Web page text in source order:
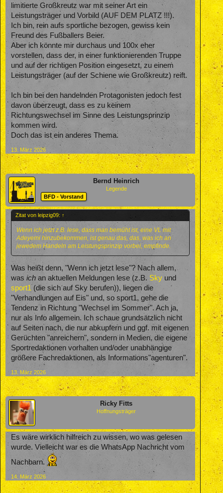
limitierte Großkreutz war mit seiner Art ein
Leistungsträger und Vorbild (AUF DEM PLATZ !!!).
Ich bin, rein aufs sportliche bezogen, gewiss kein
Freund des Fußballers Beier.
Aber ich könnte mir durchaus und 100x eher
vorstellen, dass der, in einer funktionierenden Truppe
und auf der richtigen Position eingesetzt, zu einem
Leistungsträger (auf der Schiene wie Großkreutz) reift.
Ich bin bei den handelnden Protagonisten jedoch fest
davon überzeugt, dass es zu keinem
Richtungswechsel im Sinne des Leistungsprinzip
kommen wird.
Doch das ist ein anderes Thema.
13. März 2026
Bernd Heinrich
Legende
BFD - Vorstand
Zitat von leipzig09: ↑
Wenn ich jetzt z.B. lese, dass man bemüht ist, eine VL mit
Adeyemi hinzubekommen, ist genau das, das, was ich an
jewedem Handeln am Leistungsprinzip vorbei, empfinde.
Was heißt denn, "Wenn ich jetzt lese"? Nach allem,
was ich an aktuellen Meldungen lese (z.B. Sky und
sport1 (die sich auf Sky berufen)), liegen die
"Verhandlungen auf Eis" und, so sport1, gehe die
Tendenz in Richtung "Wechsel im Sommer". Ach ja,
nur als Info allgemein. Ich schaue grundsätzlich nicht
auf Seiten nach, die nur abkupfern und ggf. mit eigenen
Gerüchten "anreichern", sondern in Medien, die eigene
Sportredaktionen vorhalten und/oder unabhängige
größere Fachredaktionen, als Informations"agenturen".
13. März 2026
Ricky Fitts
Hoffnungsträger
Es wäre wirklich hilfreich zu wissen, wo was gelesen
wurde. Vielleicht war es die WhatsApp Nachricht vom
Nachbarn.
14. März 2026